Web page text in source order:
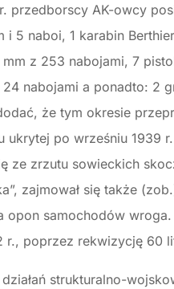
przedborscy AK-owcy
i 5 naboi, 1 karabin
mm z 253 nabojami, 7
nabojami a ponadto: 2
że tym okresie
ukrytej po wrześniu 1939
ze zrzutu sowieckich
zajmował się także
opon samochodów
r., poprzez rekwizycję 60
strukturalno-